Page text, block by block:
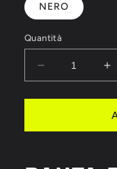
NERO
Quantità
Diminuisci
quantità
per
FULL